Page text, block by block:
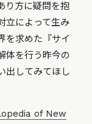
り方に疑問を抱
立によって生み
を求めた『サイ
体を行う昨今の
出してみてほし
of New